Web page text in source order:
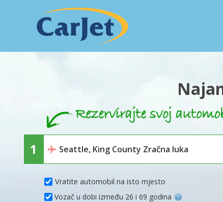
Vratite automobil na isto mjesto
Vozač u dobi između 26 i 69 godina